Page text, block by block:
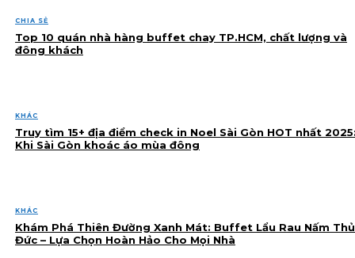
CHIA SẺ
Top 10 quán nhà hàng buffet chay TP.HCM, chất lượng và
đông khách
KHÁC
Truy tìm 15+ địa điểm check in Noel Sài Gòn HOT nhất
Khi Sài Gòn khoác áo mùa đông
KHÁC
Khám Phá Thiên Đường Xanh Mát: Buffet Lẩu Rau Nấm Thủ
Đức – Lựa Chọn Hoàn Hảo Cho Mọi Nhà